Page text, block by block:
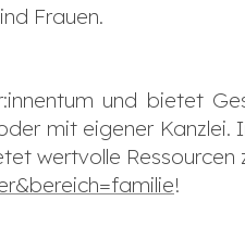
Frauen.
und bietet
mit eigener Kanzlei.
wertvolle Ressourcen
!